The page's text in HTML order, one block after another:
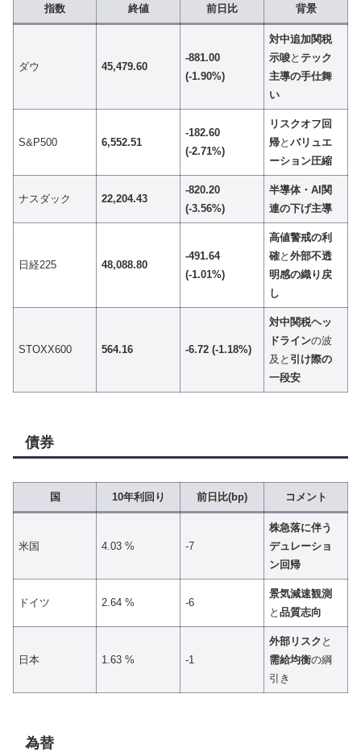
指数 終値 前日比 背景
ダウ 45,479.60
-881.00
(-1.90%)
対中追加関税
示唆と テック
主導の手仕舞
い
S&P500 6,552.51
-182.60
(-2.71%)
リスクオフ回
帰とバリュエ
ーション圧縮
ナスダック 22,204.43
-820.20
(-3.56%)
半導体・AI関
連の下げ主導
日経225 48,088.80
-491.64
(-1.01%)
高値警戒の利
確と外部不透
明感の織り戻
し
STOXX600 564.16 -6.72 (-1.18%)
対中関税ヘッ
ドラインの波
及と 引け際の
一段安
債券
国 10年利回り 前日比(bp) コメント
米国 4.03 % -7
株急落に伴う
デュレーショ
ン回帰
ドイツ 2.64 % -6
景気減速観測
と品質志向
日本 1.63 % -1
外部リスク と
需給均衡の綱
引き
為替